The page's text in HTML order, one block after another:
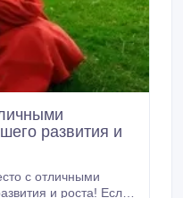
развития и
с отличными
и роста! Если